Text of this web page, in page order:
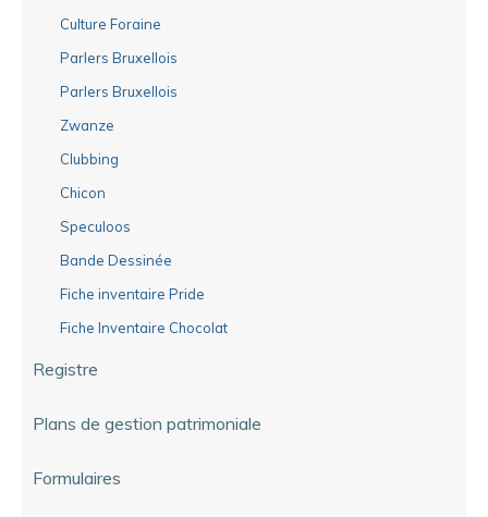
Culture Foraine
Parlers Bruxellois
Parlers Bruxellois
Zwanze
Clubbing
Chicon
Speculoos
Bande Dessinée
Fiche inventaire Pride
Fiche Inventaire Chocolat
Registre
Plans de gestion patrimoniale
Formulaires